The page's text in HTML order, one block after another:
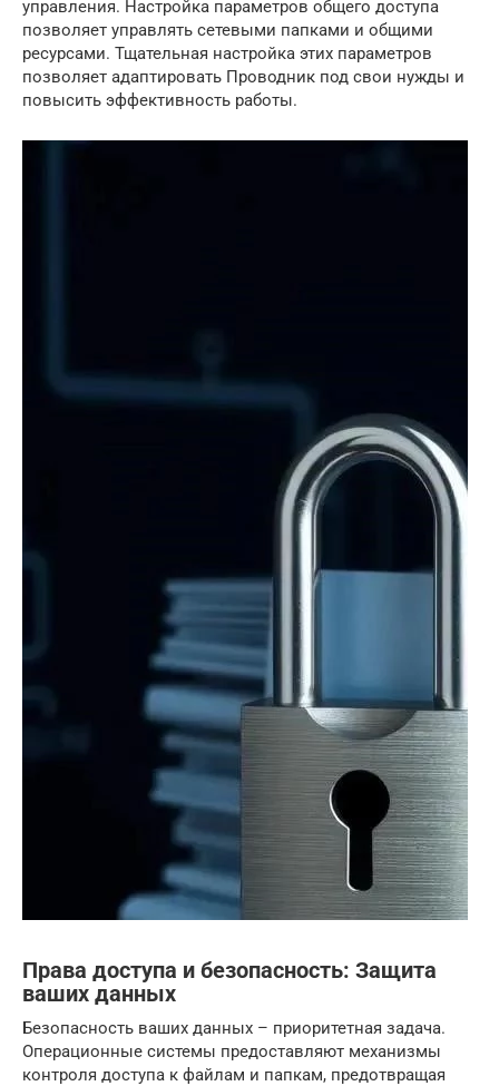
управления. Настройка параметров общего доступа
позволяет управлять сетевыми папками и общими
ресурсами. Тщательная настройка этих параметров
позволяет адаптировать Проводник под свои нужды и
повысить эффективность работы.
Права доступа и безопасность: Защита
ваших данных
Безопасность ваших данных – приоритетная задача.
Операционные системы предоставляют механизмы
контроля доступа к файлам и папкам, предотвращая